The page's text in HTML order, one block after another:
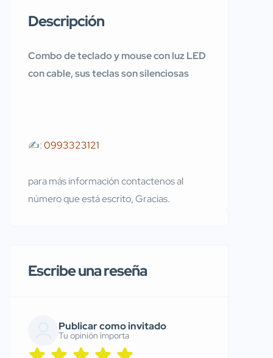
Descripción
Combo de teclado y mouse con luz LED
con cable, sus teclas son silenciosas
✍️:0993323121
para más información contactenos al
número que está escrito, Gracias.
Escribe una reseña
Publicar como invitado
Tu opinión importa